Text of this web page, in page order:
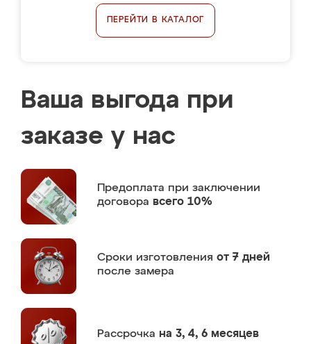
ПЕРЕЙТИ В КАТАЛОГ
Ваша выгода при
заказе у нас
Предоплата при заключении
договора всего 10%
Сроки изготовления от 7 дней
после замера
Рассрочка на 3, 4, 6 месяцев